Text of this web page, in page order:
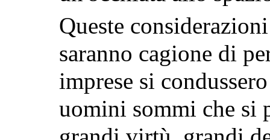
Queste
saranno cagione di
imprese si
uomini sommi che si